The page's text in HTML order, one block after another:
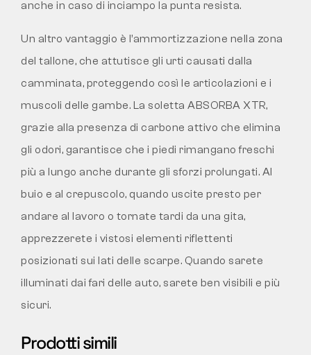
anche in caso di inciampo la punta resista.
Un altro vantaggio è l’ammortizzazione nella zona
del tallone, che attutisce gli urti causati dalla
camminata, proteggendo così le articolazioni e i
muscoli delle gambe. La soletta ABSORBA XTR,
grazie alla presenza di carbone attivo che elimina
gli odori, garantisce che i piedi rimangano freschi
più a lungo anche durante gli sforzi prolungati. Al
buio e al crepuscolo, quando uscite presto per
andare al lavoro o tornate tardi da una gita,
apprezzerete i vistosi elementi riflettenti
posizionati sui lati delle scarpe. Quando sarete
illuminati dai fari delle auto, sarete ben visibili e più
sicuri.
Prodotti simili